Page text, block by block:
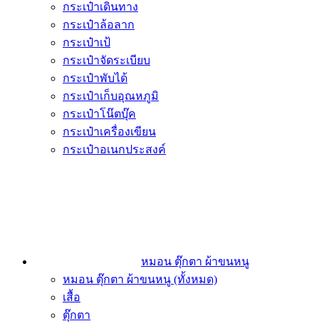
กระเป๋าเดินทาง
กระเป๋าล้อลาก
กระเป๋าเป้
กระเป๋าจัดระเบียบ
กระเป๋าพับได้
กระเป๋าเก็บอุณหภูมิ
กระเป๋าโน๊ตบุ๊ค
กระเป๋าเครื่องเขียน
กระเป๋าอเนกประสงค์
หมอน ตุ๊กตา ผ้าขนหนู
หมอน ตุ๊กตา ผ้าขนหนู (ทั้งหมด)
เสื้อ
ตุ๊กตา